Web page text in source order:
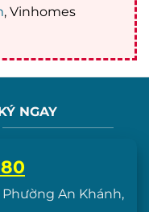
, Vinhomes
NGAY
An Khánh,